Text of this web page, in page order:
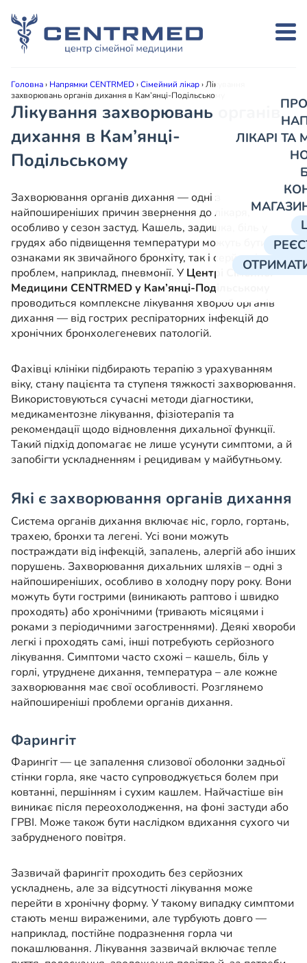
ЛІКАРІ
Головна› Напрямки CENTRMED›Сімейний лікар›Лікування
захворювань органів дихання в Кам’янці-Подільському
Лікування захворювань органів
дихання в Кам’янці-
Подільському
Захворювання органів дихання — одні з
найпоширеніших причин звернення до лікаря,
особливо у сезон застуд. Кашель, задишка, біль у
грудях або підвищення температури можуть бути
ознаками як звичайного бронхіту, так і серйозніших
проблем, наприклад, пневмонії. У Центрі Сімейної
Медицини CENTRMED у Кам’янці-Подільському
проводиться комплексне лікування хвороб органів
дихання — від гострих респіраторних інфекцій до
хронічних бронхолегеневих патологій.
Фахівці клініки підбирають терапію з урахуванням
віку, стану пацієнта та ступеня тяжкості захворювання.
Використовуються сучасні методи діагностики,
медикаментозне лікування, фізіотерапія та
рекомендації щодо відновлення дихальної функції.
Такий підхід допомагає не лише усунути симптоми, а й
запобігти ускладненням і рецидивам у майбутньому.
Які є захворювання органів дихання
Система органів дихання включає ніс, горло, гортань,
трахею, бронхи та легені. Усі вони можуть
постраждати від інфекцій, запалень, алергій або інших
порушень. Захворювання дихальних шляхів – одні з
найпоширеніших, особливо в холодну пору року. Вони
можуть бути гострими (виникають раптово і швидко
проходять) або хронічними (тривають місяцями і
роками з періодичними загостреннями). Деякі хвороби
легкі і проходять самі, інші потребують серйозного
лікування. Симптоми часто схожі – кашель, біль у
горлі, утруднене дихання, температура – але кожне
захворювання має свої особливості. Розглянемо
найпоширеніші проблеми органів дихання.
Фарингіт
Фарингіт — це запалення слизової оболонки задньої
стінки горла, яке часто супроводжується болем при
ковтанні, першінням і сухим кашлем. Найчастіше він
виникає після переохолодження, на фоні застуди або
ГРВІ. Може також бути наслідком вдихання сухого чи
забрудненого повітря.
Зазвичай фарингіт проходить без серйозних
ускладнень, але за відсутності лікування може
перейти в хронічну форму. У такому випадку симптоми
стають менш вираженими, але турбують довго —
наприклад, постійне подразнення горла чи
покашлювання. Лікування зазвичай включає тепле